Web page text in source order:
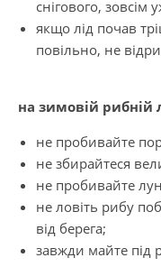
снігового, зовсім
якщо лід почав
повільно, не
на зимовій рибній
не пробивайте
не збирайтеся
не пробивайте
не ловіть рибу
від берега;
завжди майте під